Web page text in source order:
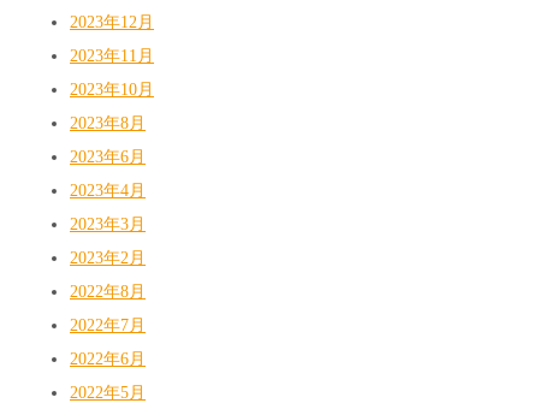
2023年12月
2023年11月
2023年10月
2023年8月
2023年6月
2023年4月
2023年3月
2023年2月
2022年8月
2022年7月
2022年6月
2022年5月